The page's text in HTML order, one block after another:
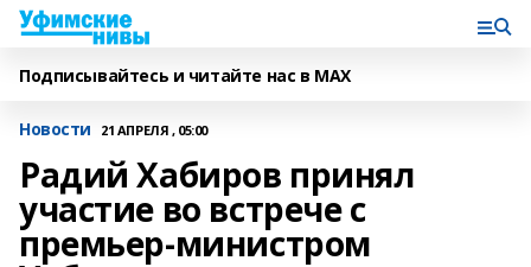
Подписывайтесь и читайте нас в MAX
Новости 21 АПРЕЛЯ , 05:00
Радий Хабиров принял
участие во встрече с
премьер-министром